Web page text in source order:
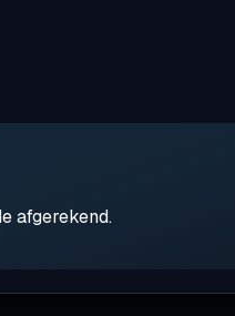
afgerekend.